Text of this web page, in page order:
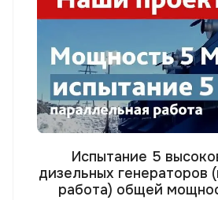
Испытание 5
дизельных генераторов
работа) общей